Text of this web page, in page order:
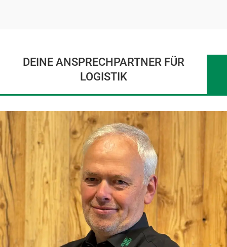
DEINE ANSPRECHPARTNER FÜR
LOGISTIK